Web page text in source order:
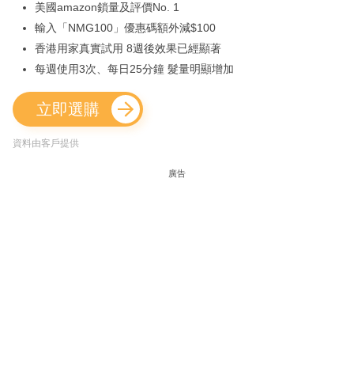
美國amazon鎖量及評價No. 1
輸入「NMG100」優惠碼額外減$100
香港用家真實試用 8週後效果已經顯著
每週使用3次、每日25分鐘 髮量明顯增加
立即選購
資料由客戶提供
廣告